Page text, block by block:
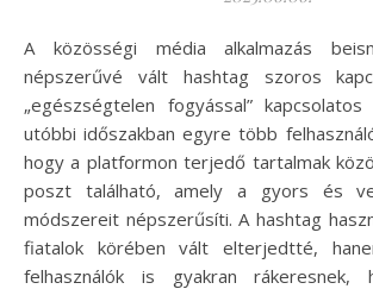
A közösségi média alkalmazás beismerte, hogy a
népszerűvé vált hashtag szoros
„egészségtelen fogyással”
utóbbi időszakban egyre több
hogy a platformon terjedő tartalmak
poszt található, amely a gyors és
módszereit népszerűsíti. A hashtag
fiatalok körében vált elterjedtté,
felhasználók is gyakran rákeresnek,